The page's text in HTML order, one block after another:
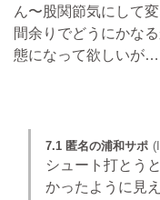
ん〜股関節気にして
間余りでどうにかな
態になって欲しいが…
7.1 匿名の浦和サポ
シュート打とう
かったように見